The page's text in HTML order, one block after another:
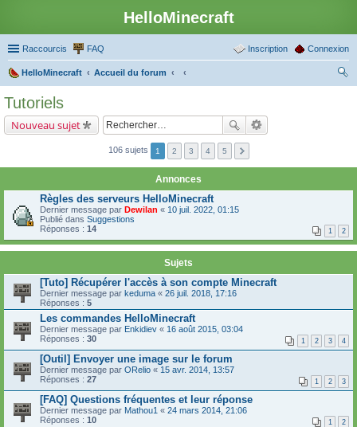
HelloMinecraft
Raccourcis FAQ Connexion
Inscription
HelloMinecraft
Accueil du forum
Tutoriels
Nouveau sujet
106 sujets 1 2 3 4 5
Annonces
Règles des serveurs HelloMinecraft
Dernier message par Dewilan « 10 juil. 2022, 01:15
Publié dans Suggestions
Réponses : 14 1 2
Sujets
[Tuto] Récupérer l'accès à son compte Minecraft
Dernier message par keduma « 26 juil. 2018, 17:16
Réponses : 5
Les commandes HelloMinecraft
Dernier message par Enkidiev « 16 août 2015, 03:04
Réponses : 30 1 2 3 4
[Outil] Envoyer une image sur le forum
Dernier message par ORelio « 15 avr. 2014, 13:57
Réponses : 27 1 2 3
[FAQ] Questions fréquentes et leur réponse
Dernier message par Mathou1 « 24 mars 2014, 21:06
Réponses : 10 1 2